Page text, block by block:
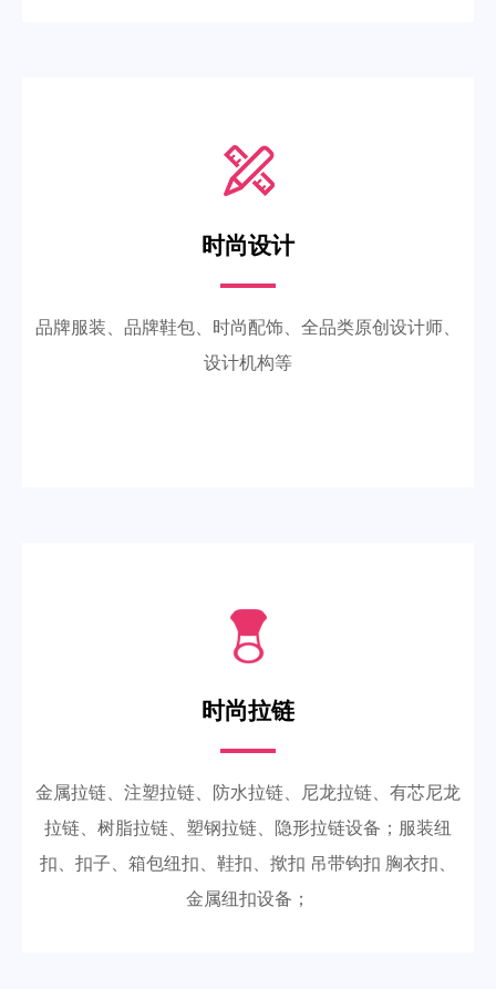
时尚设计
品牌服装、品牌鞋包、时尚配饰、全品类原创设计师、
设计机构等
时尚拉链
金属拉链、注塑拉链、防水拉链、尼龙拉链、有芯尼龙
拉链、树脂拉链、塑钢拉链、隐形拉链设备；服装纽
扣、扣子、箱包纽扣、鞋扣、揿扣 吊带钩扣 胸衣扣、
金属纽扣设备；